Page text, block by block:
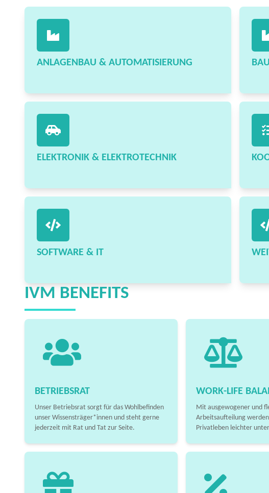
ANLAGENBAU & AUTOMATISIERUNG
ELEKTRONIK & ELEKTROTECHNIK
SOFTWARE & IT
IVM BENEFITS
BETRIEBSRAT
Unser Betriebsrat sorgt für das Wohlbefinden
unser Wissensträger*innen und steht gerne
jederzeit mit Rat und Tat zur Seite.
WORK-LIFE
Mit ausgewogener und
Arbeitsaufteilung
Privatleben leichter